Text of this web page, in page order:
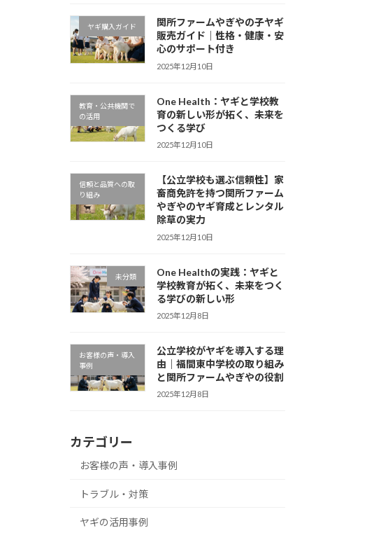
ヤギ購入ガイド
関所ファームやぎやの子ヤギ
販売ガイド｜性格・健康・安
心のサポート付き
2025年12月10日
教育・公共機関で
の活用
One Health：ヤギと学校教
育の新しい形が拓く、未来を
つくる学び
2025年12月10日
信頼と品質への取
り組み
【公立学校も選ぶ信頼性】家
畜商免許を持つ関所ファーム
やぎやのヤギ育成とレンタル
除草の実力
2025年12月10日
未分類
One Healthの実践：ヤギと
学校教育が拓く、未来をつく
る学びの新しい形
2025年12月8日
お客様の声・導入
事例
公立学校がヤギを導入する理
由｜福間東中学校の取り組み
と関所ファームやぎやの役割
2025年12月8日
カテゴリー
お客様の声・導入事例
トラブル・対策
ヤギの活用事例